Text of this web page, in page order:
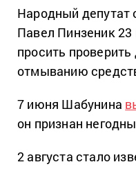
Народный депутат
Павел Пинзеник
просить
отмыванию
7 июня Шабунина
он признан
2 августа стало